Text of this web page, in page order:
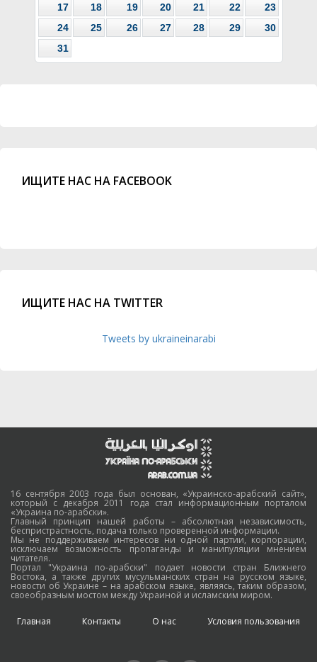
17
18 19 20 21 22
23
24
25 26 27 28 29
30
31
ИЩИТЕ НАС НА FACEBOOK
ИЩИТЕ НАС НА TWITTER
Tweets by ukraineinarabi
16 сентября 2003 года был основан, «Украинско-арабский сайт»,
который с декабря 2011 года стал информационным порталом
«Украина по-арабски».
Главный принцип нашей работы – абсолютная независимость,
беспристрастность, подача только проверенной информации.
Мы не поддерживаем интересов ни одной партии, корпорации,
исключаем возможность пропаганды и манипуляции мнением
читателя.
Портал "Украина по-арабски" подает новости стран Ближнего
Востока, а также других мусульманских стран на русском языке,
новости об Украине – на арабском языке, являясь, таким образом,
своеобразным мостом между Украиной и исламским миром.
Главная Контакты О нас Условия пользования